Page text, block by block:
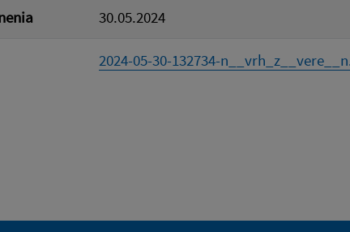
30.05.2024
2024-05-30-132734-